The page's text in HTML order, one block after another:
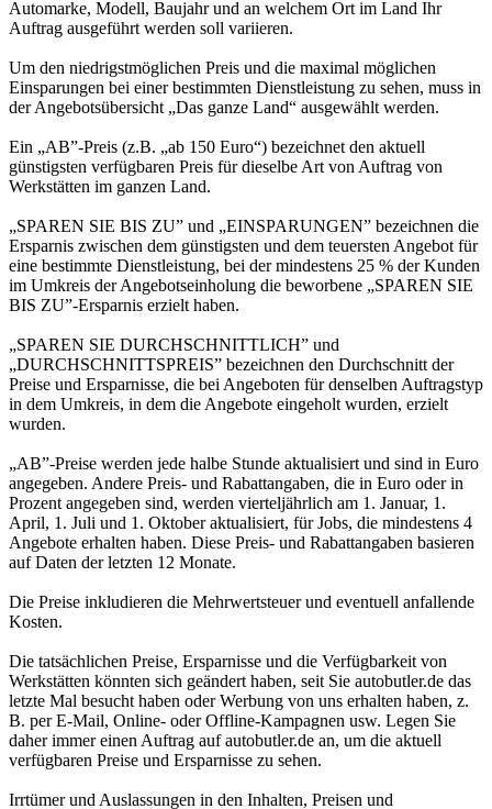
Automarke, Modell, Baujahr und an welchem Ort im Land Ihr
Auftrag ausgeführt werden soll variieren.
Um den niedrigstmöglichen Preis und die maximal möglichen
Einsparungen bei einer bestimmten Dienstleistung zu sehen, muss in
der Angebotsübersicht „Das ganze Land“ ausgewählt werden.
Ein „AB”-Preis (z.B. „ab 150 Euro“) bezeichnet den aktuell
günstigsten verfügbaren Preis für dieselbe Art von Auftrag von
Werkstätten im ganzen Land.
„SPAREN SIE BIS ZU” und „EINSPARUNGEN” bezeichnen die
Ersparnis zwischen dem günstigsten und dem teuersten Angebot für
eine bestimmte Dienstleistung, bei der mindestens 25 % der Kunden
im Umkreis der Angebotseinholung die beworbene „SPAREN SIE
BIS ZU”-Ersparnis erzielt haben.
„SPAREN SIE DURCHSCHNITTLICH” und
„DURCHSCHNITTSPREIS” bezeichnen den Durchschnitt der
Preise und Ersparnisse, die bei Angeboten für denselben Auftragstyp
in dem Umkreis, in dem die Angebote eingeholt wurden, erzielt
wurden.
„AB”-Preise werden jede halbe Stunde aktualisiert und sind in Euro
angegeben. Andere Preis- und Rabattangaben, die in Euro oder in
Prozent angegeben sind, werden vierteljährlich am 1. Januar, 1.
April, 1. Juli und 1. Oktober aktualisiert, für Jobs, die mindestens 4
Angebote erhalten haben. Diese Preis- und Rabattangaben basieren
auf Daten der letzten 12 Monate.
Die Preise inkludieren die Mehrwertsteuer und eventuell anfallende
Kosten.
Die tatsächlichen Preise, Ersparnisse und die Verfügbarkeit von
Werkstätten könnten sich geändert haben, seit Sie autobutler.de das
letzte Mal besucht haben oder Werbung von uns erhalten haben, z.
B. per E-Mail, Online- oder Offline-Kampagnen usw. Legen Sie
daher immer einen Auftrag auf autobutler.de an, um die aktuell
verfügbaren Preise und Ersparnisse zu sehen.
Irrtümer und Auslassungen in den Inhalten, Preisen und